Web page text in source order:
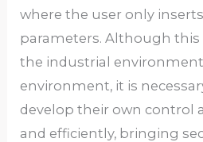
where the user only
parameters. Although this
the industrial
environment, it is
develop their own control
and efficiently, bringing